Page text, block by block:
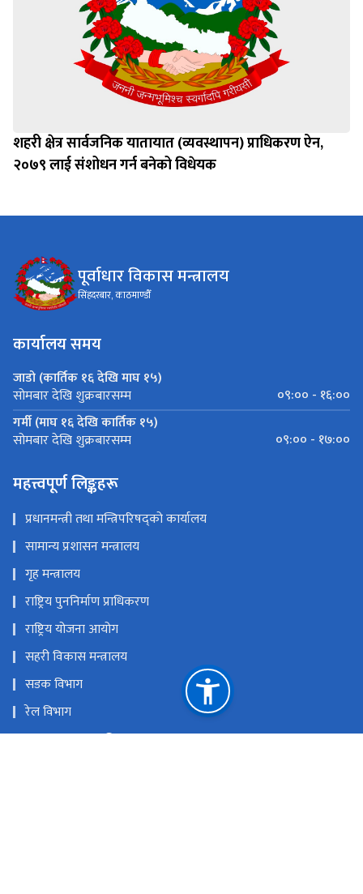
शहरी क्षेत्र सार्वजनिक यातायात (व्यवस्थापन) प्राधिकरण ऐन,
२०७९ लाई संशोधन गर्न बनेको विधेयक
पूर्वाधार विकास मन्त्रालय
सिंहदरबार, काठमाण्डौँ
कार्यालय समय
जाडो (कार्तिक १६ देखि माघ १५)
सोमबार देखि शुक्रबारसम्म
०९:०० - १६:००
गर्मी (माघ १६ देखि कार्तिक १५)
सोमबार देखि शुक्रबारसम्म ०९:०० - १७:००
महत्त्वपूर्ण लिङ्कहरू
प्रधानमन्त्री तथा मन्त्रिपरिषद्को कार्यालय
सामान्य प्रशासन मन्त्रालय
गृह मन्त्रालय
राष्ट्रिय पुननिर्माण प्राधिकरण
राष्ट्रिय योजना आयोग
सहरी विकास मन्त्रालय
सडक विभाग
रेल विभाग
यातायात व्यवस्था विभाग